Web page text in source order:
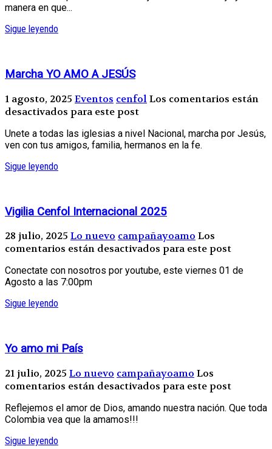
manera en que...
Sigue leyendo
Marcha YO AMO A JESÚS
1 agosto, 2025 Eventos cenfolLos comentarios están
desactivados para este post
Unete a todas las iglesias a nivel Nacional, marcha por Jesús,
ven con tus amigos, familia, hermanos en la fe.
Sigue leyendo
Vigilia Cenfol Internacional 2025
28 julio, 2025 Lo nuevo campañayoamo Los
comentarios están desactivados para este post
Conectate con nosotros por youtube, este viernes 01 de
Agosto a las 7:00pm
Sigue leyendo
Yo amo mi País
21 julio, 2025 Lo nuevo campañayoamo Los
comentarios están desactivados para este post
Reflejemos el amor de Dios, amando nuestra nación. Que toda
Colombia vea que la amamos!!!
Sigue leyendo